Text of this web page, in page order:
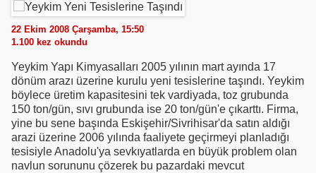
22 Ekim 2008 Çarşamba, 15:50
1.100 kez okundu
Yeykim Yapı Kimyasalları 2005 yılının mart ayında 17
dönüm arazı üzerine kurulu yeni tesislerine taşındı. Yeykim
böylece üretim kapasitesini tek vardiyada, toz grubunda
150 ton/gün, sıvı grubunda ise 20 ton/gün'e çıkarttı. Firma,
yine bu sene başında Eskişehir/Sivrihisar'da satın aldığı
arazi üzerine 2006 yılında faaliyete geçirmeyi planladığı
tesisiyle Anadolu'ya sevkıyatlarda en büyük problem olan
navlun sorununu çözerek bu pazardaki mevcut